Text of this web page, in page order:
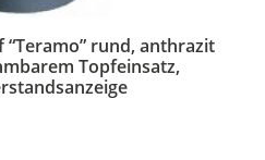
rund, anthrazit
Topfeinsatz,